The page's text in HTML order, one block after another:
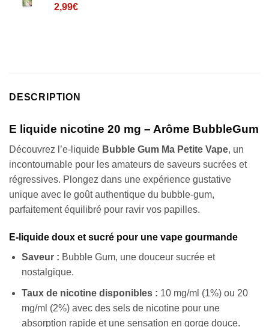
2,99€
DESCRIPTION
E liquide nicotine 20 mg – Arôme BubbleGum
Découvrez l’e-liquide Bubble Gum Ma Petite Vape, un
incontournable pour les amateurs de saveurs sucrées et
régressives. Plongez dans une expérience gustative
unique avec le goût authentique du bubble-gum,
parfaitement équilibré pour ravir vos papilles.
E-liquide doux et sucré pour une vape gourmande
Saveur : Bubble Gum, une douceur sucrée et
nostalgique.
Taux de nicotine disponibles : 10 mg/ml (1%) ou 20
mg/ml (2%) avec des sels de nicotine pour une
absorption rapide et une sensation en gorge douce.